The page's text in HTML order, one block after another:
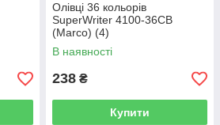
Олівці 36 кольорів
SuperWriter 4100-36CB
(Marco) (4)
В наявності
238 ₴
Купити